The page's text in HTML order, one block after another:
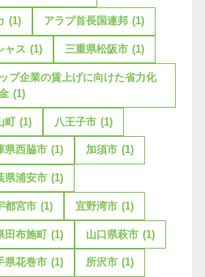
(1) アラブ首長国連邦 (1)
ャス (1) 三重県松阪市 (1)
プ企業の賃上げに向けた省力化
(1)
町 (1) 八王子市 (1)
県西脇市 (1) 加須市 (1)
県浦安市 (1)
都宮市 (1) 宜野湾市 (1)
田布施町 (1) 山口県萩市 (1)
県花巻市 (1) 所沢市 (1)